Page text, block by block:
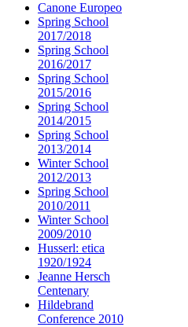
Canone Europeo
Spring School
2017/2018
Spring School
2016/2017
Spring School
2015/2016
Spring School
2014/2015
Spring School
2013/2014
Winter School
2012/2013
Spring School
2010/2011
Winter School
2009/2010
Husserl: etica
1920/1924
Jeanne Hersch
Centenary
Hildebrand
Conference 2010